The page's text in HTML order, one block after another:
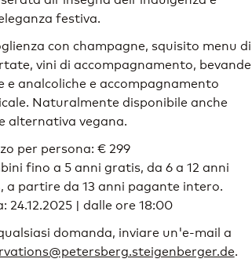
festiva.
con champagne, squisito menu di
vini di accompagnamento, bevande
e analcoliche e accompagnamento
Naturalmente disponibile anche
alternativa vegana.
per persona: € 299
fino a 5 anni gratis, da 6 a 12 anni
a partire da 13 anni pagante intero.
24.12.2025 | dalle ore 18:00
domanda, inviare un'e-mail a
.